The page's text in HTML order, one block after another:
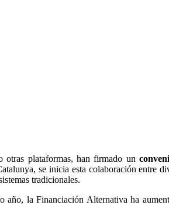
plataformas, han firmado un
se inicia esta colaboración entre
tradicionales.
la Financiación Alternativa ha